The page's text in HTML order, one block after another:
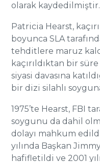
olarak kaydedilmiştir.
Patricia Hearst,
boyunca SLA
tehditlere maruz
kaçırıldıktan bir süre
siyasi davasına
bir dizi silahlı
1975’te Hearst, FBI
soygunu da dahil
dolayı mahkum
yılında Başkan
hafifletildi ve 2001